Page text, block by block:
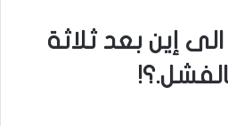
إين بعد ثلاثة